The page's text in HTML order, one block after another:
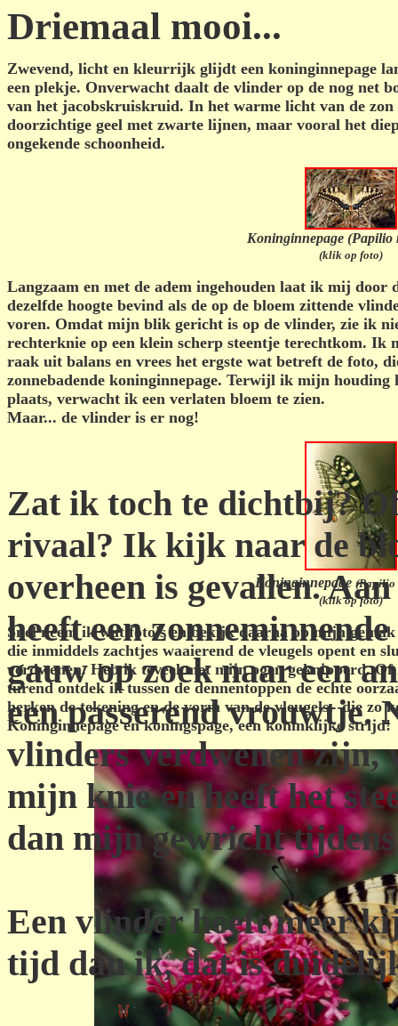
Driemaal mooi...
Zwevend, licht en kleurrijk glijdt een koninginnepage
een plekje. Onverwacht daalt de vlinder op de nog net
van het jacobskruiskruid. In het warme licht van de
doorzichtige geel met zwarte lijnen, maar vooral het
ongekende schoonheid.
Koninginnepage (Papilio
(klik op foto)
Langzaam en met de adem ingehouden laat ik mij
dezelfde hoogte bevind als de op de bloem zittende
voren. Omdat mijn blik gericht is op de vlinder, zie ik
rechterknie op een klein scherp steentje terecht­kom. Ik
raak uit balans en vrees het ergste wat betreft de foto,
zonnebadende koninginnepage. Terwijl ik mijn houding
plaats, verwacht ik een verlaten bloem te zien.
Maar... de vlinder is er nog!
Koninginnepage (Papilio
(klik op foto)
Snel neem ik wat foto's en bekijk daarna op mijn
die inmiddels zachtjes waaierend de vleugels opent en
verdwenen. Heb ik teveel met mijn ogen geknipperd. Of
turend ontdek ik tussen de dennentoppen de echte
herken de tekening en de vorm van de vleugels, die zo
Koninginnepage en koningspage, een koninklijke strijd!
Zat ik toch te dichtbij?
rivaal? Ik kijk naar de
overheen is gevallen.
heeft een
gauw op zoek naar een
een passerend vrouwtje.
vlinders verdwenen zijn,
mijn knie en heeft het
dan mijn gewricht
Een vlinder heeft meer
tijd dan ik, dat is